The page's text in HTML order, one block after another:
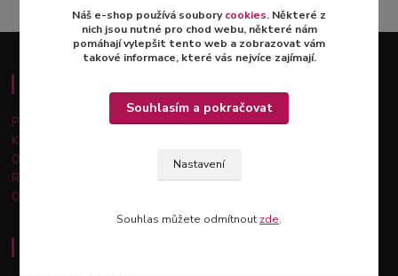
Platba a doprava
Kontakty
Obchodní podmínky
Reklamace a vrácení zboží
Ochrana osobních údajů
Náš e-shop používá souborycookies. Některé z
nich jsou nutné pro chod webu, některé nám
pomáhají vylepšit tento web a zobrazovat vám
takové informace, které vás nejvíce zajímají.
Nastavení
Souhlasím a pokračovat
Souhlas můžete odmítnout zde.